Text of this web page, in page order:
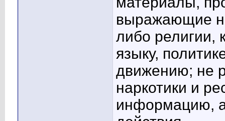
выражающие
либо религии,
языку,
движению; не
наркотики и
информацию,